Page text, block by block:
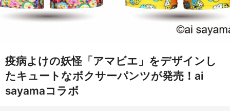
疫病よけの妖怪「アマビエ」をデザインし
たキュートなボクサーパンツが発売！ai
sayamaコラボ